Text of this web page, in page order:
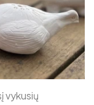
vykusių